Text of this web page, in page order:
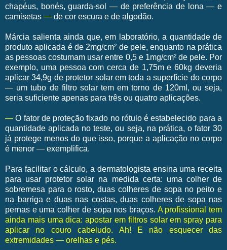
chapéus, bonés, guarda-sol — de preferência de lona — e
camisetas — de cor escura e de algodão.
Márcia salienta ainda que, em laboratório, a quantidade de
produto aplicada é de 2mg/cm² de pele, enquanto na prática
as pessoas costumam usar entre 0,5 e 1mg/cm² de pele. Por
exemplo, uma pessoa com cerca de 1,75m e 60kg deveria
aplicar 34,9g de protetor solar em toda a superfície do corpo
— um tubo de filtro solar tem em torno de 120ml, ou seja,
seria suficiente apenas para três ou quatro aplicações.
— O fator de proteção fixado no rótulo é estabelecido para a
quantidade aplicada no teste, ou seja, na prática, o fator 30
já protege menos do que isso, porque a aplicação no corpo
é menor — exemplifica.
Para facilitar o cálculo, a dermatologista ensina uma receita
para usar protetor solar na medida certa: uma colher de
sobremesa para o rosto, duas colheres de sopa no peito e
na barriga e duas nas costas, duas colheres de sopa nas
pernas e uma colher de sopa nos braços. A profissional tem
ainda mais uma dica: apostar em filtros solar em spray para
aplicar no couro cabeludo. Ah! E não esquecer das
extremidades — orelhas e pés.